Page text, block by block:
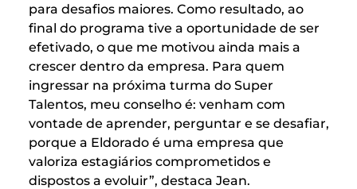
para desafios maiores. Como resultado, ao
final do programa tive a oportunidade de ser
efetivado, o que me motivou ainda mais a
crescer dentro da empresa. Para quem
ingressar na próxima turma do Super
Talentos, meu conselho é: venham com
vontade de aprender, perguntar e se desafiar,
porque a Eldorado é uma empresa que
valoriza estagiários comprometidos e
dispostos a evoluir”, destaca Jean.